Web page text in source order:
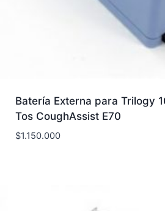
Batería Externa para Trilogy
Tos CoughAssist E70
$1.150.000